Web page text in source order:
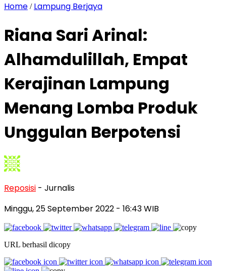
Home / Lampung Berjaya
Riana Sari Arinal:
Alhamdulillah, Empat
Kerajinan Lampung
Menang Lomba Produk
Unggulan Berpotensi
Reposisi - Jurnalis
Minggu, 25 September 2022 - 16:43 WIB
URL berhasil dicopy